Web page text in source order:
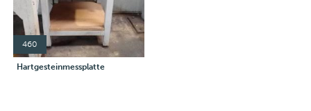
460
Hartgesteinmessplatte